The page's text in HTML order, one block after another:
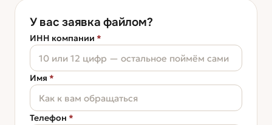
У вас заявка файлом?
ИНН компании *
Имя *
Телефон *